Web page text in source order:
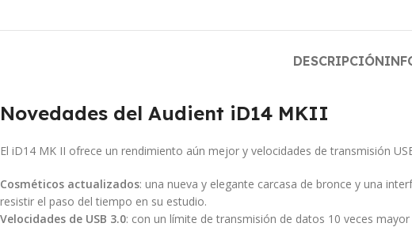
DESCRIPCIÓN
Novedades del Audient iD14 MKII
El iD14 MK II ofrece un rendimiento aún mejor y velocidades de transmisión
Cosméticos actualizados: una nueva y elegante carcasa de bronce y una
resistir el paso del tiempo en su estudio.
Velocidades de USB 3.0: con un límite de transmisión de datos 10 veces